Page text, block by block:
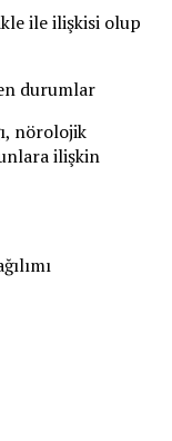
ile ilişkisi olup
durumlar
nörolojik
ilişkin